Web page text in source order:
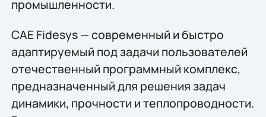
промышленности.
CAE Fidesys — современный и быстро
адаптируемый под задачи пользователей
отечественный программный комплекс,
предназначенный для решения задач
динамики, прочности и теплопроводности.